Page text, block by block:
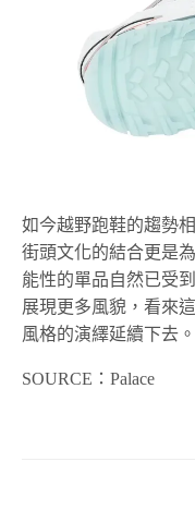
如今越野跑鞋的趨勢
街頭文化的結合更是
能性的單品自然已受
展現更多風貌，看來
風格的演繹延續下去。
SOURCE：Palace